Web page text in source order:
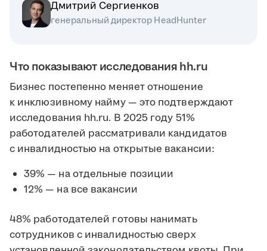
Дмитрий Сергиенков
генеральный директор HeadHunter
Что показывают исследования hh.ru
Бизнес постепенно меняет отношение
к инклюзивному найму — это подтверждают
исследования hh.ru. В 2025 году 51%
работодателей рассматривали кандидатов
с инвалидностью на открытые вакансии:
39% — на отдельные позиции
12% — на все вакансии
48% работодателей готовы нанимать
сотрудников с инвалидностью сверх